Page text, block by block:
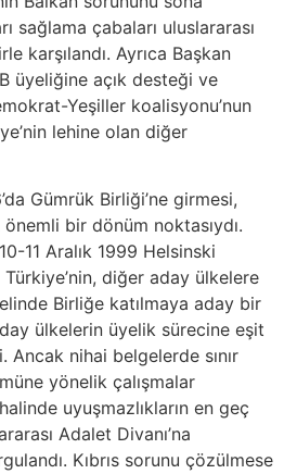
sağlama çabaları uluslararası
karşılandı. Ayrıca Başkan
üyeliğine açık desteği ve
Yeşiller koalisyonu’nun
lehine olan diğer
Gümrük Birliği’ne girmesi,
bir dönüm noktasıydı.
11 Aralık 1999 Helsinski
diğer aday ülkelere
Birliğe katılmaya aday bir
ülkelerin üyelik sürecine eşit
Ancak nihai belgelerde sınır
yönelik çalışmalar
uyuşmazlıkların en geç
Adalet Divanı’na
Kıbrıs sorunu çözülmese